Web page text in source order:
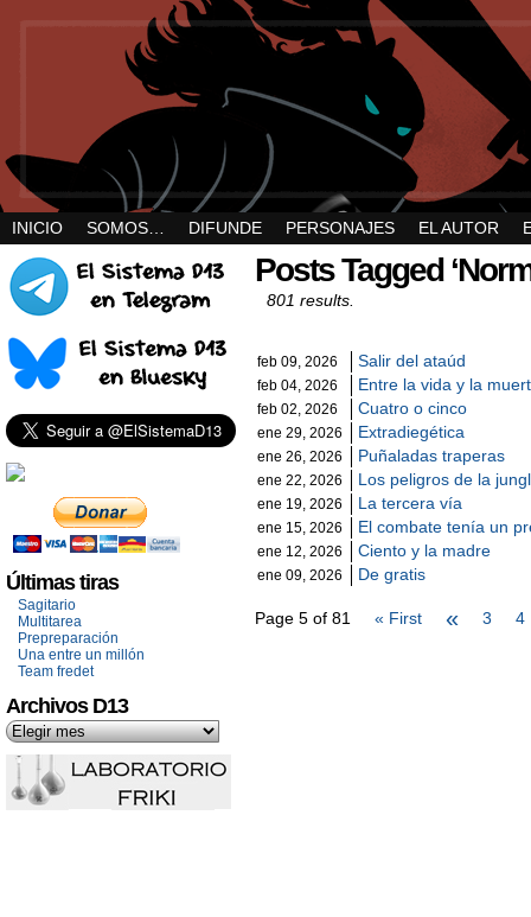
INICIO SOMOS… DIFUNDE PERSONAJES EL AUTOR
Últimas tiras
Sagitario
Multitarea
Prepreparación
Una entre un millón
Team fredet
Archivos D13
Posts Tagged
801 results.
feb 09, 2026 Salir del ataúd
feb 04, 2026 Entre la vida y la
feb 02, 2026 Cuatro o cinco
ene 29, 2026 Extradiegética
ene 26, 2026 Puñaladas traperas
ene 22, 2026 Los peligros de la
ene 19, 2026 La tercera vía
ene 15, 2026 El combate tenía un
ene 12, 2026 Ciento y la madre
ene 09, 2026 De gratis
Page 5 of 81 « First « 3 4